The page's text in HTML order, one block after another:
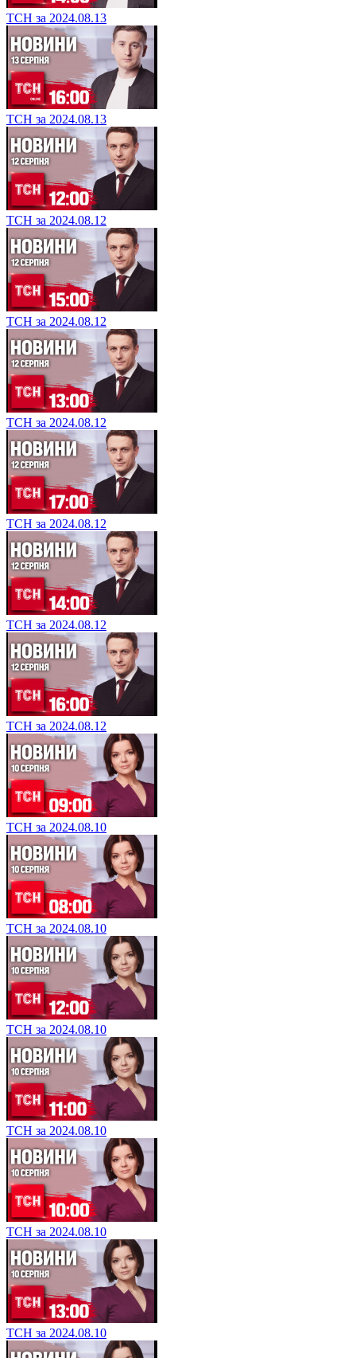
ТСН за 2024.08.13
ТСН за 2024.08.13
ТСН за 2024.08.12
ТСН за 2024.08.12
ТСН за 2024.08.12
ТСН за 2024.08.12
ТСН за 2024.08.12
ТСН за 2024.08.12
ТСН за 2024.08.10
ТСН за 2024.08.10
ТСН за 2024.08.10
ТСН за 2024.08.10
ТСН за 2024.08.10
ТСН за 2024.08.10